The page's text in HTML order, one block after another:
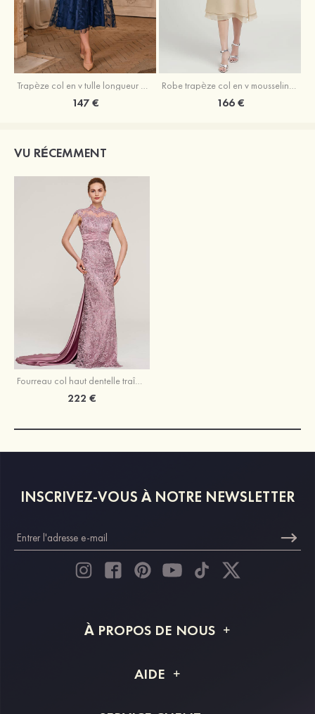
Trapèze col en v tulle longueur mollet robe de mère de la mariée avec appliqué paillettes ceinture
147 €
Robe trapèze col en v mousseline longueur mollet robe de mère de la mariée avec perle
166 €
VU RÉCEMMENT
Fourreau col haut dentelle traîne cour robe de mère de la mariée avec plissé
222 €
INSCRIVEZ-VOUS À NOTRE NEWSLETTER
À PROPOS DE NOUS
Livraison
AIDE